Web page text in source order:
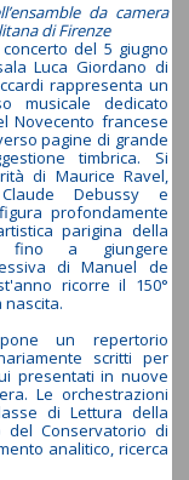
da camera
di Firenze
del 5 giugno
Luca Giordano di
rappresenta un
musicale dedicato
Novecento francese
pagine di grande
timbrica. Si
di Maurice Ravel,
Debussy e
profondamente
parigina della
fino a giungere
di Manuel de
ricorre il 150°
un repertorio
scritti per
presentati in nuove
Le orchestrazioni
di Lettura della
del Conservatorio di
analitico, ricerca